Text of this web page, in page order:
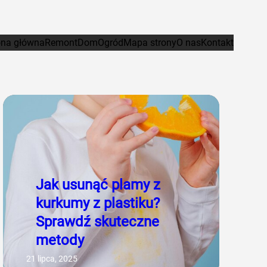
główna RemontDomOgród Mapa stronyO nas Kontakt
Jak usunąć plamy z
kurkumy z plastiku?
Sprawdź skuteczne
metody
21 lipca, 2025